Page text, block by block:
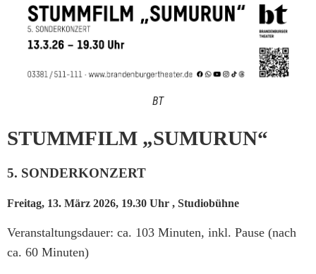
BT
STUMMFILM „SUMURUN“
5. SONDERKONZERT
Freitag, 13. März 2026, 19.30 Uhr , Studiobühne
Veranstaltungsdauer: ca. 103 Minuten, inkl. Pause (nach
ca. 60 Minuten)